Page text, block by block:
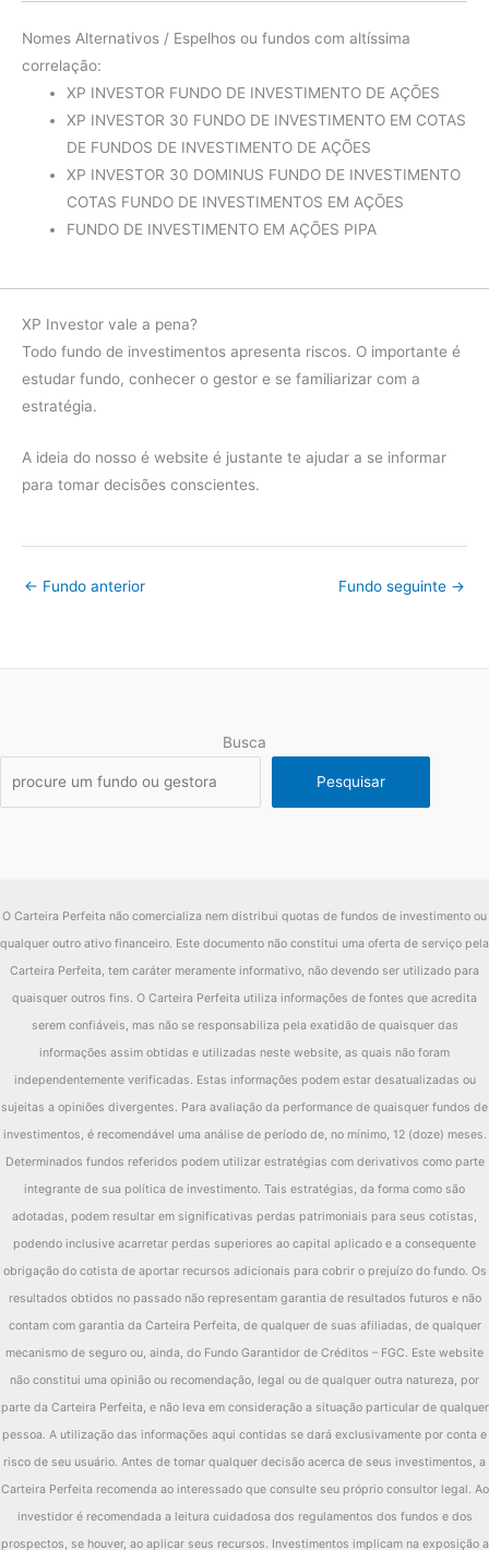
Nomes Alternativos / Espelhos ou fundos com altíssima
correlação:
XP INVESTOR FUNDO DE INVESTIMENTO DE AÇÕES
XP INVESTOR 30 FUNDO DE INVESTIMENTO EM COTAS
DE FUNDOS DE INVESTIMENTO DE AÇÕES
XP INVESTOR 30 DOMINUS FUNDO DE INVESTIMENTO
COTAS FUNDO DE INVESTIMENTOS EM AÇÕES
FUNDO DE INVESTIMENTO EM AÇÕES PIPA
XP Investor vale a pena?
Todo fundo de investimentos apresenta riscos. O importante é
estudar fundo, conhecer o gestor e se familiarizar com a
estratégia.
A ideia do nosso é website é justante te ajudar a se informar
para tomar decisões conscientes.
← Fundo anterior Fundo seguinte →
Busca
Pesquisar
O Carteira Perfeita não comercializa nem distribui quotas de fundos de investimento ou
qualquer outro ativo financeiro. Este documento não constitui uma oferta de serviço pela
Carteira Perfeita, tem caráter meramente informativo, não devendo ser utilizado para
quaisquer outros fins. O Carteira Perfeita utiliza informações de fontes que acredita
serem confiáveis, mas não se responsabiliza pela exatidão de quaisquer das
informações assim obtidas e utilizadas neste website, as quais não foram
independentemente verificadas. Estas informações podem estar desatualizadas ou
sujeitas a opiniões divergentes. Para avaliação da performance de quaisquer fundos de
investimentos, é recomendável uma análise de período de, no mínimo, 12 (doze) meses.
Determinados fundos referidos podem utilizar estratégias com derivativos como parte
integrante de sua política de investimento. Tais estratégias, da forma como são
adotadas, podem resultar em significativas perdas patrimoniais para seus cotistas,
podendo inclusive acarretar perdas superiores ao capital aplicado e a consequente
obrigação do cotista de aportar recursos adicionais para cobrir o prejuízo do fundo. Os
resultados obtidos no passado não representam garantia de resultados futuros e não
contam com garantia da Carteira Perfeita, de qualquer de suas afiliadas, de qualquer
mecanismo de seguro ou, ainda, do Fundo Garantidor de Créditos – FGC. Este website
não constitui uma opinião ou recomendação, legal ou de qualquer outra natureza, por
parte da Carteira Perfeita, e não leva em consideração a situação particular de qualquer
pessoa. A utilização das informações aqui contidas se dará exclusivamente por conta e
risco de seu usuário. Antes de tomar qualquer decisão acerca de seus investimentos, a
Carteira Perfeita recomenda ao interessado que consulte seu próprio consultor legal. Ao
investidor é recomendada a leitura cuidadosa dos regulamentos dos fundos e dos
prospectos, se houver, ao aplicar seus recursos. Investimentos implicam na exposição a